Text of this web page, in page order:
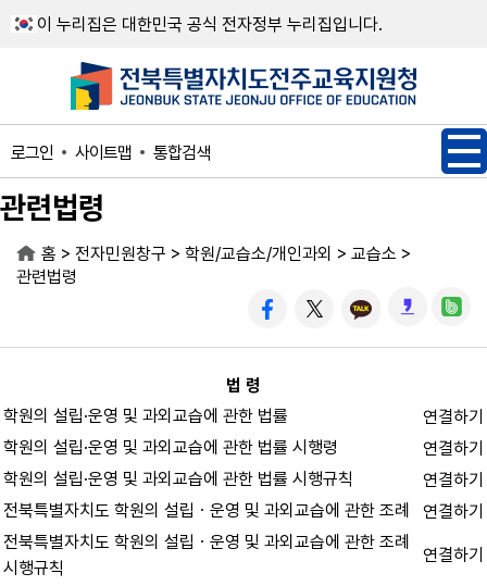
이 누리집은 대한민국 공식 전자정부 누리집입니다.
로그인 사이트맵 통합검색
관련법령
홈 > 전자민원창구 > 학원/교습소/개인과외 > 교습소 >
관련법령
법 령
학원의 설립·운영 및 과외교습에 관한 법률
연결하기
학원의 설립·운영 및 과외교습에 관한 법률 시행령
연결하기
학원의 설립·운영 및 과외교습에 관한 법률 시행규칙
연결하기
전북특별자치도 학원의 설립ㆍ운영 및 과외교습에 관한 조례
연결하기
전북특별자치도 학원의 설립ㆍ운영 및 과외교습에 관한 조례
시행규칙
연결하기